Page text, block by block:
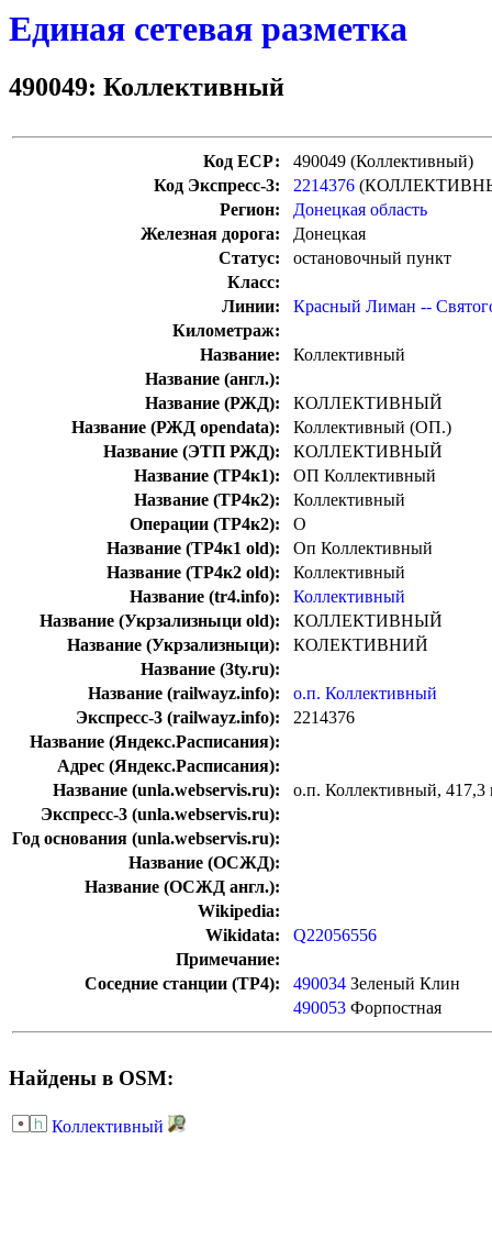
Единая сетевая разметка
490049: Коллективный
Код ЕСР:
490049 (Коллективный)
Код Экспресс-3:
2214376
Регион:
Донецкая область
Железная дорога:
Донецкая
Статус:
остановочный пункт
Класс:
Линии:
Красный Лиман --
Километраж:
Название:
Коллективный
Название (англ.):
Название (РЖД):
КОЛЛЕКТИВНЫЙ
Название (РЖД opendata):
Коллективный (ОП.)
Название (ЭТП РЖД):
КОЛЛЕКТИВНЫЙ
Название (ТР4к1):
ОП Коллективный
Название (ТР4к2):
Коллективный
Операции (ТР4к2):
О
Название (ТР4к1 old):
Оп Коллективный
Название (ТР4к2 old):
Коллективный
Название (tr4.info):
Коллективный
Название (Укрзализныци old):
КОЛЛЕКТИВНЫЙ
Название (Укрзализныци):
КОЛЕКТИВНИЙ
Название (3ty.ru):
Название (railwayz.info):
о.п. Коллективный
Экспресс-3 (railwayz.info):
2214376
Название (Яндекс.Расписания):
Адрес (Яндекс.Расписания):
Название (unla.webservis.ru):
о.п. Коллективный, 417,3
Экспресс-3 (unla.webservis.ru):
Год основания (unla.webservis.ru):
Название (ОСЖД):
Название (ОСЖД англ.):
Wikipedia:
Wikidata:
Q22056556
Примечание:
Соседние станции (ТР4):
490034 Зеленый Клин
490053 Форпостная
Найдены в OSM:
Коллективный